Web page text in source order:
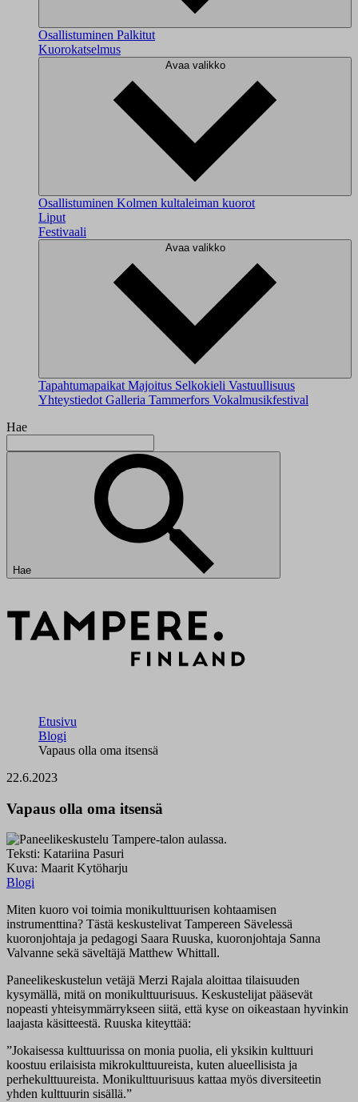
Osallistuminen Palkitut
Kuorokatselmus
Avaa valikko
Osallistuminen Kolmen kultaleiman kuorot
Liput
Festivaali
Avaa valikko
Tapahtumapaikat Majoitus Selkokieli Vastuullisuus
Yhteystiedot Galleria Tammerfors Vokalmusikfestival
Hae
Hae
Etusivu
Blogi
Vapaus olla oma itsensä
22.6.2023
Vapaus olla oma itsensä
Teksti: Katariina Pasuri
Kuva: Maarit Kytöharju
Blogi
Miten kuoro voi toimia monikulttuurisen kohtaamisen
instrumenttina? Tästä keskustelivat Tampereen Sävelessä
kuoronjohtaja ja pedagogi Saara Ruuska, kuoronjohtaja Sanna
Valvanne sekä säveltäjä Matthew Whittall.
Paneelikeskustelun vetäjä Merzi Rajala aloittaa tilaisuuden
kysymällä, mitä on monikulttuurisuus. Keskustelijat pääsevät
nopeasti yhteisymmärrykseen siitä, että kyse on oikeastaan hyvinkin
laajasta käsitteestä. Ruuska kiteyttää:
”Jokaisessa kulttuurissa on monia puolia, eli yksikin kulttuuri
koostuu erilaisista mikrokulttuureista, kuten alueellisista ja
perhekulttuureista. Monikulttuurisuus kattaa myös diversiteetin
yhden kulttuurin sisällä.”